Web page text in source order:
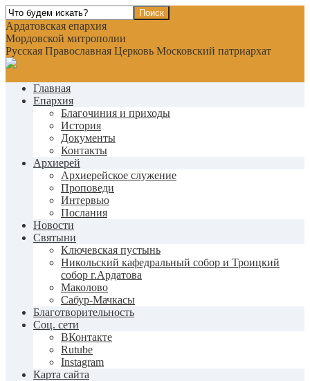
Ардатовская епархия
Мордовской митрополии
Русская Православная Церковь Московский патриархат
Главная
Епархия
Благочиния и приходы
История
Документы
Контакты
Архиерей
Архиерейское служение
Проповеди
Интервью
Послания
Новости
Святыни
Ключевская пустынь
Никольский кафедральный собор и Троицкий
собор г.Ардатова
Маколово
Сабур-Мачкасы
Благотворительность
Соц. сети
ВКонтакте
Rutube
Instagram
Карта сайта